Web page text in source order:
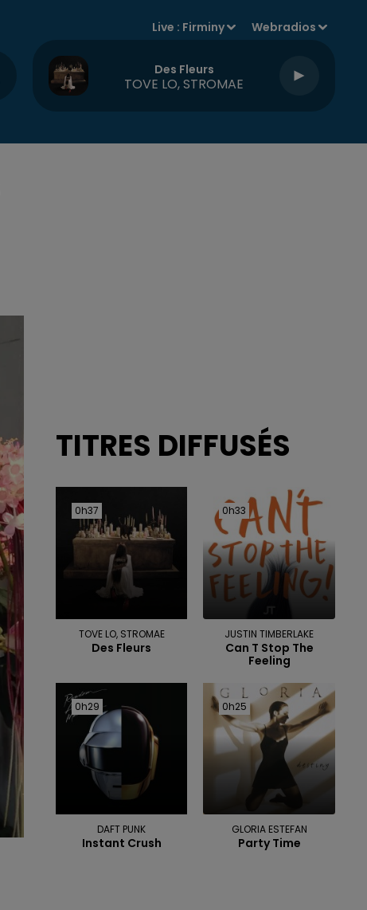
Live : Firminy Webradios
Des Fleurs
TOVE LO, STROMAE
TITRES DIFFUSÉS
0h37
0h37
TOVE LO, STROMAE
Des Fleurs
0h33
0h33
JUSTIN TIMBERLAKE
Can T Stop The
Feeling
0h29
0h29
DAFT PUNK
Instant Crush
0h25
0h25
GLORIA ESTEFAN
Party Time